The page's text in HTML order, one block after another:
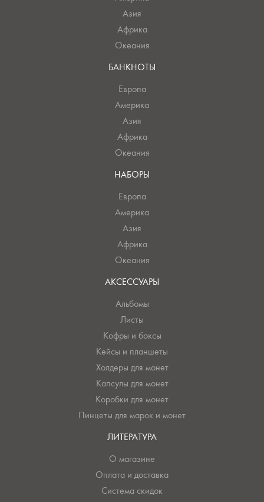
Азия
Африка
Океания
БАНКНОТЫ
Европа
Америка
Азия
Африка
Океания
НАБОРЫ
Европа
Америка
Азия
Африка
Океания
АКСЕССУАРЫ
Альбомы
Листы
Кофры и боксы
Кейсы и планшеты
Холдеры для монет
Капсулы для монет
Коробки для монет
Пинцеты для марок и монет
ЛИТЕРАТУРА
О магазине
Оплата и доставка
Система скидок